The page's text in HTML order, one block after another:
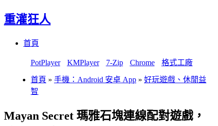
重灌狂人
首頁
PotPlayer KMPlayer 7-Zip Chrome 格式工廠
首頁 » 手機：Android 安卓 App » 好玩遊戲、休閒益
智
Mayan Secret 瑪雅石塊連線配對遊戲，